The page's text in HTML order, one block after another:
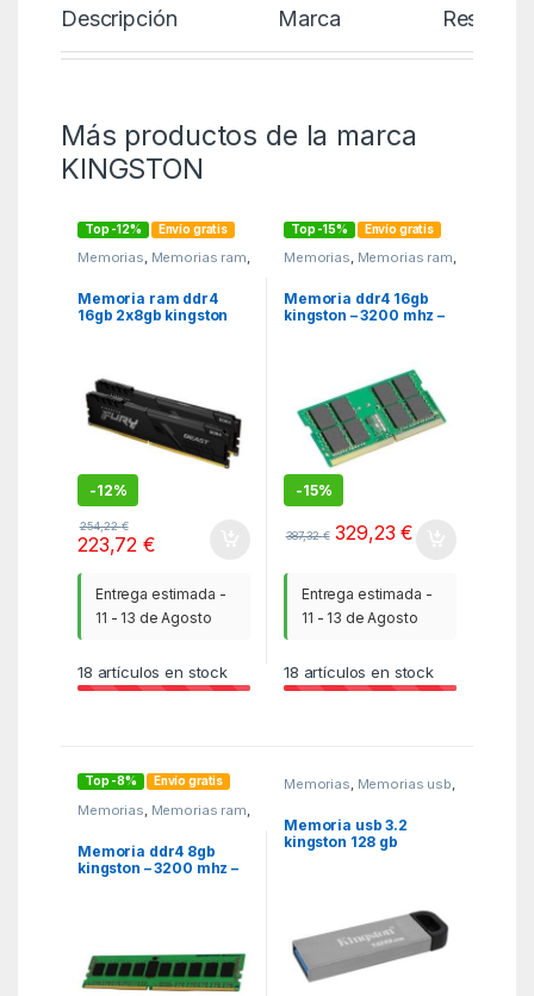
Descripción Marca Reseñas
Más productos de la marca
KINGSTON
Top -12% Envío gratis
Memorias, Memorias ram,
Memoria ram ddr4
16gb 2x8gb kingston
dimm
-12%
254,22€
223,72€
Entrega estimada -
11 - 13 de Agosto
18 artículos en stock
Top -15% Envío gratis
Memorias, Memorias ram,
Memoria ddr4 16gb
kingston – 3200 mhz –
-15%
387,32€ 329,23€
Entrega estimada -
11 - 13 de Agosto
18 artículos en stock
Top -8% Envío gratis
Memorias Memorias ram
Memoria ddr4 8gb
kingston – 3200 mhz –
Memorias Memorias usb
Memoria usb 3.2
kingston 128 gb